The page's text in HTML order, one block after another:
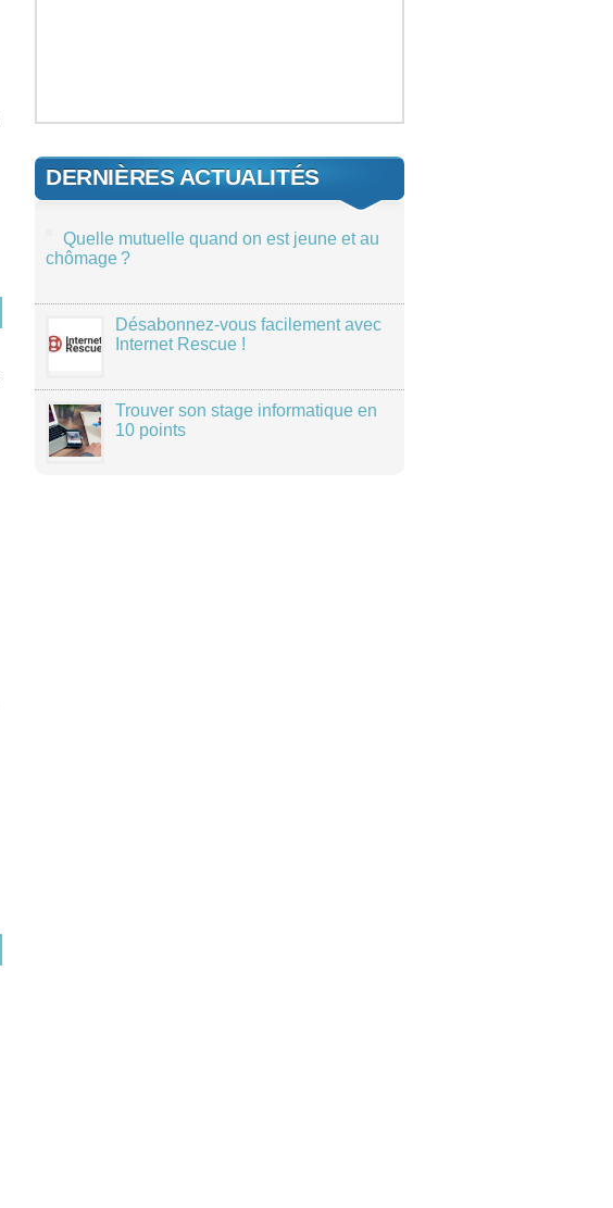
DERNIÈRES ACTUALITÉS
Quelle mutuelle quand on est jeune et au
chômage ?
Désabonnez-vous facilement avec
Internet Rescue !
Trouver son stage informatique en
10 points